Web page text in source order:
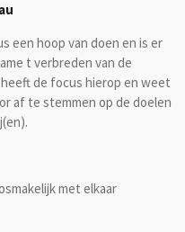
een hoop van doen en is er
t verbreden van de
de focus hierop en weet
af te stemmen op de doelen
met elkaar